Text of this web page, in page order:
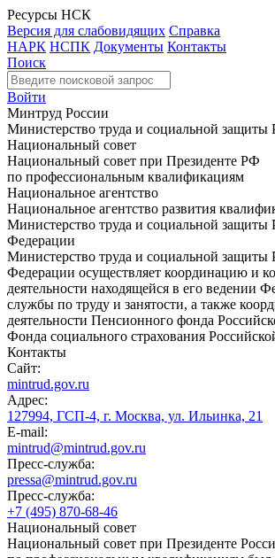
Ресурсы НСК
Версия для слабовидящих Справка
НАРК НСПК Документы Контакты
Поиск
Войти
Минтруд России
Министерство труда и социальной защиты
Национальный совет
Национальный совет при Президенте РФ
по профессиональным квалификациям
Национальное агентство
Национальное агентство развития
Министерство труда и социальной защиты
Федерации
Министерство труда и социальной защиты
Федерации осуществляет координацию и
деятельности находящейся в его ведении
службы по труду и занятости, а также
деятельности Пенсионного фонда
Фонда социального страхования
Контакты
Сайт:
mintrud.gov.ru
Адрес:
127994, ГСП-4, г. Москва, ул. Ильинка, 21
E-mail:
mintrud@mintrud.gov.ru
Пресс-служба:
pressa@mintrud.gov.ru
Пресс-служба:
+7 (495) 870-68-46
Национальный совет
Национальный совет при Президенте